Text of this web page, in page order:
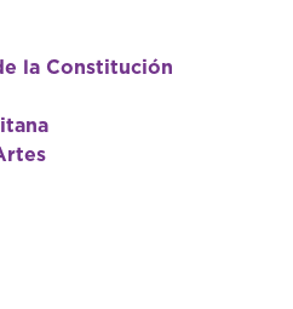
la Constitución